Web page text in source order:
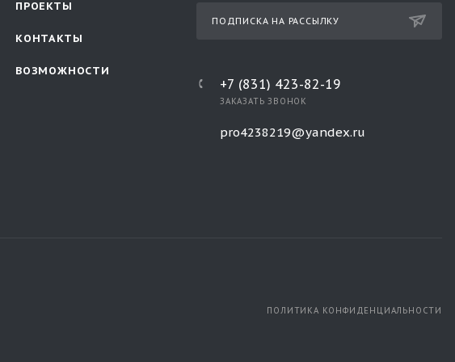
ПРОЕКТЫ
КОНТАКТЫ
ВОЗМОЖНОСТИ
ПОДПИСКА НА РАССЫЛКУ
+7 (831) 423-82-19
ЗАКАЗАТЬ ЗВОНОК
pro4238219@yandex.ru
ПОЛИТИКА КОНФИДЕНЦИАЛЬНОСТИ